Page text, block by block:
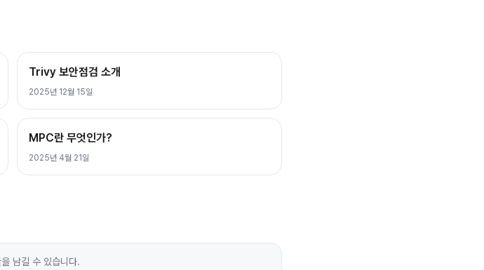
Trivy 보안점검 소개
2025년 12월 15일
MPC란 무엇인가?
2025년 4월 21일
남길 수 있습니다.